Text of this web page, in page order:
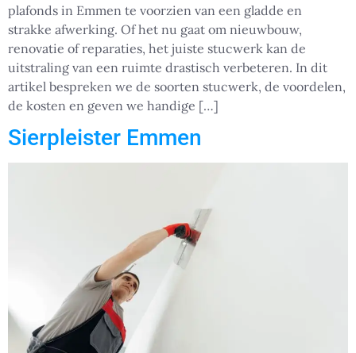
plafonds in Emmen te voorzien van een gladde en
strakke afwerking. Of het nu gaat om nieuwbouw,
renovatie of reparaties, het juiste stucwerk kan de
uitstraling van een ruimte drastisch verbeteren. In dit
artikel bespreken we de soorten stucwerk, de voordelen,
de kosten en geven we handige […]
Sierpleister Emmen